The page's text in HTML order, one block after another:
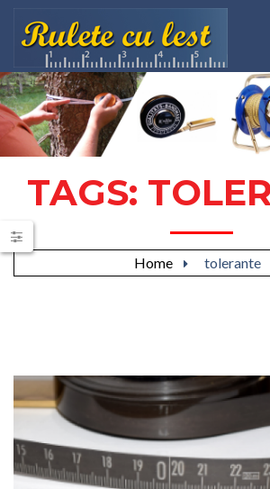
TAGS:
Home tolerante